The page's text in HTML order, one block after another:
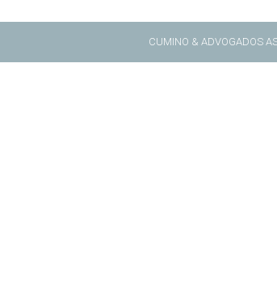
CUMINO & ADVOGADOS